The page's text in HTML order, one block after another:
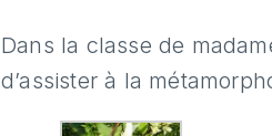
Dans la classe de
d’assister à la